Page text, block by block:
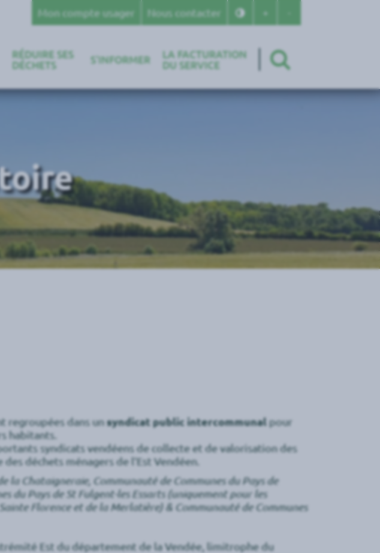
Mon compte usager Nous contacter Changer le contraste
+
RÉDUIRE SES
DÉCHETS
S’INFORMER
LA FACTURATION
DU SERVICE
regroupées dans unsyndicat public intercommunal pour
habitants.
syndicats vendéens de collecte et de valorisation des
déchets ménagers de l’Est Vendéen.
la Chataigneraie, Communauté de Communes du Pays de
du Pays de St Fulgent-les Essarts (uniquement pour les
Sainte Florence et de la Merlatière) & Communauté de Communes
Est du département de la Vendée, limitrophe du